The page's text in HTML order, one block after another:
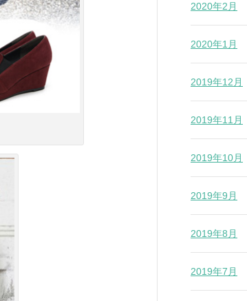
2020年2月
2020年1月
2019年12月
2019年11月
2019年10月
2019年9月
2019年8月
2019年7月